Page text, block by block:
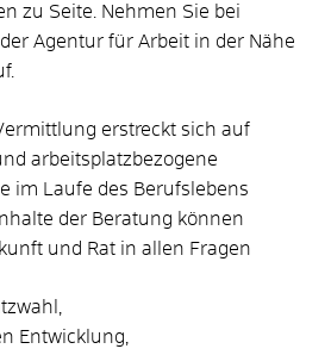
zu Seite. Nehmen Sie bei
Agentur für Arbeit in der Nähe
erstreckt sich auf
arbeitsplatzbezogene
im Laufe des Berufslebens
der Beratung können
und Rat in allen Fragen
Entwicklung,